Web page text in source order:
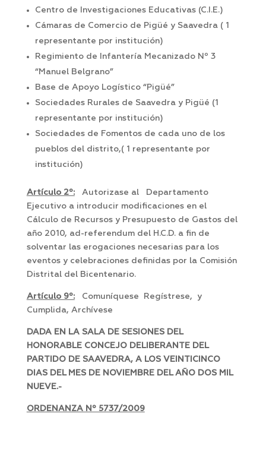
Centro de Investigaciones Educativas (C.I.E.)
Cámaras de Comercio de Pigüé y Saavedra ( 1
representante por institución)
Regimiento de Infantería Mecanizado Nº 3
“Manuel Belgrano”
Base de Apoyo Logístico “Pigüé”
Sociedades Rurales de Saavedra y Pigüé (1
representante por institución)
Sociedades de Fomentos de cada uno de los
pueblos del distrito,( 1 representante por
institución)
Artículo 2º:
Autorizase al Departamento
Ejecutivo a introducir modificaciones en el
Cálculo de Recursos y Presupuesto de Gastos del
año 2010, ad-referendum del H.C.D. a fin de
solventar las erogaciones necesarias para los
eventos y celebraciones definidas por la Comisión
Distrital del Bicentenario.
Artículo 9º:Comuníquese Regístrese, y
Cumplida, Archívese
DADA EN LA SALA DE SESIONES DEL
HONORABLE CONCEJO DELIBERANTE DEL
PARTIDO DE SAAVEDRA, A LOS VEINTICINCO
DIAS DEL MES DE NOVIEMBRE DEL AÑO DOS MIL
NUEVE.-
ORDENANZA Nº 5737/2009